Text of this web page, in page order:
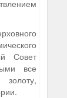
Совет
все